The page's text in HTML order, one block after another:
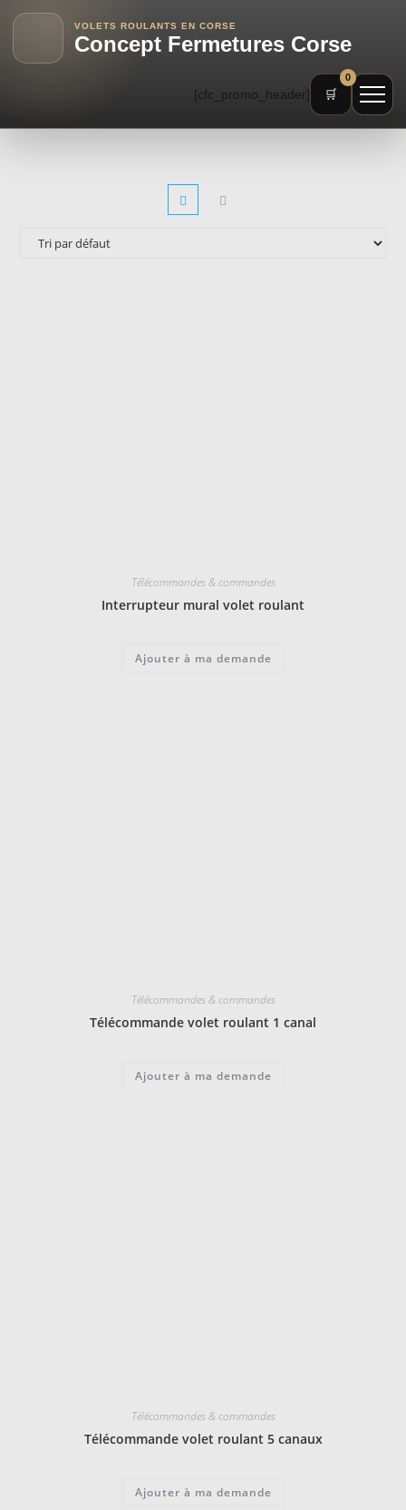
VOLETS ROULANTS EN CORSE
Concept Fermetures Corse
[cfc_promo_header] 🛒
0
Télécommandes & commandes
Interrupteur mural volet roulant
Ajouter à ma demande
Télécommandes & commandes
Télécommande volet roulant 1 canal
Ajouter à ma demande
Télécommandes & commandes
Télécommande volet roulant 5 canaux
Ajouter à ma demande